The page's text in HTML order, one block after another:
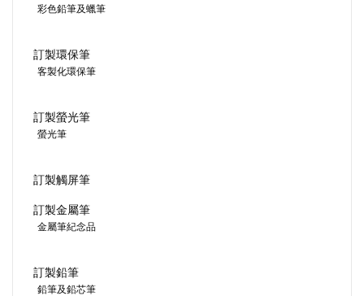
彩色鉛筆及蠟筆
訂製環保筆
客製化環保筆
訂製螢光筆
螢光筆
訂製觸屏筆
訂製金屬筆
金屬筆紀念品
訂製鉛筆
鉛筆及鉛芯筆